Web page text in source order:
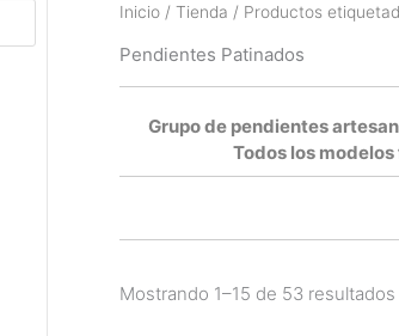
Inicio / Tienda / Productos
Pendientes Patinados
Grupo de pendientes
Todos los
Mostrando 1–15 de 53 resultados